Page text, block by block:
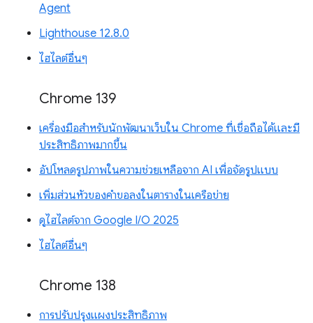
Agent
Lighthouse 12.8.0
ไฮไลต์อื่นๆ
Chrome 139
เครื่องมือสำหรับนักพัฒนาเว็บใน Chrome ที่เชื่อถือได้และมี
ประสิทธิภาพมากขึ้น
อัปโหลดรูปภาพในความช่วยเหลือจาก AI เพื่อจัดรูปแบบ
เพิ่มส่วนหัวของคำขอลงในตารางในเครือข่าย
ดูไฮไลต์จาก Google I/O 2025
ไฮไลต์อื่นๆ
Chrome 138
การปรับปรุงแผงประสิทธิภาพ